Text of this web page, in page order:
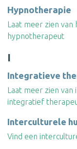
Hypnotherapie
Laat meer zien
hypnotherapeut
I
Integratieve
Laat meer zien
integratief
Interculturele
Vind een